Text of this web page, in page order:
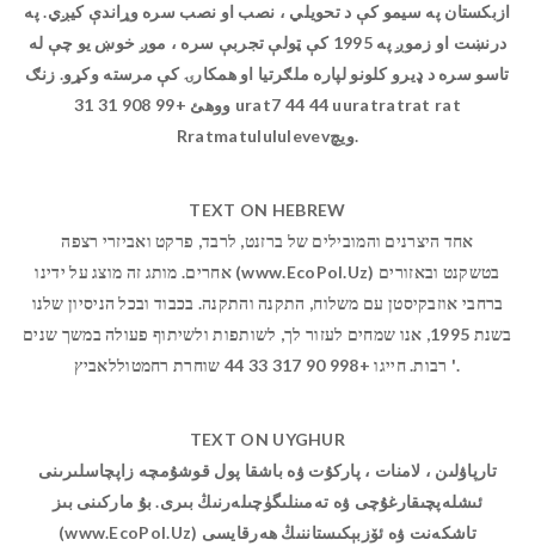
ازبکستان په سیمو کې د تحویلي ، نصب او نصب سره وړاندې کیږي. په
درنښت او زموږ په 1995 کې ټولې تجربې سره ، موږ خوښ یو چې له
تاسو سره د ډیرو کلونو لپاره ملګرتیا او همکارۍ کې مرسته وکړو. زنګ
ووهئ +99 908 31 31 urat7 44 44 uuratratrat rat
Rratmatulululevevویچ.
TEXT ON HEBREW
אחד היצרנים והמובילים של ברזנט, לרבד, פרקט ואביזרי רצפה
אחרים. מותג זה מוצג על ידינו (www.EcoPol.Uz) בטשקנט ובאזורים
ברחבי אוזבקיסטן עם משלוח, התקנה והתקנה. בכבוד ובכל הניסיון שלנו
בשנת 1995, אנו שמחים לעזור לך, לשותפות ולשיתוף פעולה במשך שנים
רבות. חייגו +998 90 317 33 44 שוחרת רחמטוללאביץ '.
TEXT ON UYGHUR
تارپاۋلىن ، لامنات ، پاركۇت ۋە باشقا پول قوشۇمچە زاپچاسلىرىنى
ئىشلەپچىقارغۇچى ۋە تەمىنلىگۈچىلەرنىڭ بىرى. بۇ ماركىنى بىز
(www.EcoPol.Uz) تاشكەنت ۋە ئۆزبېكىستاننىڭ ھەرقايسى